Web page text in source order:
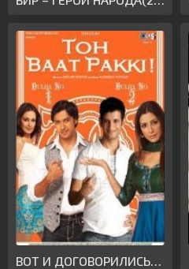
ВОТ И ДОГОВОРИЛИСЬ!(2010)